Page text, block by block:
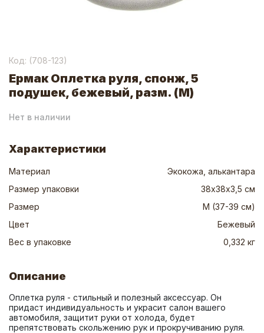
Код: (708-123)
Ермак Оплетка руля, спонж, 5
подушек, бежевый, разм. (М)
Нет в наличии
Характеристики
Материал
Экокожа, алькантара
Размер упаковки
38х38х3,5 см
Размер
M (37-39 см)
Цвет
Бежевый
Вес в упаковке
0,332 кг
Описание
Оплетка руля - стильный и полезный аксессуар. Он
придаст индивидуальность и украсит салон вашего
автомобиля, защитит руки от холода, будет
препятствовать скольжению рук и прокручиванию руля.